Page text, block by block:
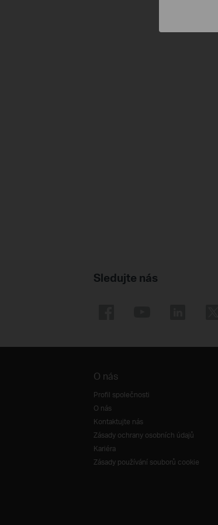
Sledujte nás
O nás
Profil společnosti
O nás
Kontaktujte nás
Zásady ochrany osobních údajů
Kariéra
Zásady používání souborů cookie